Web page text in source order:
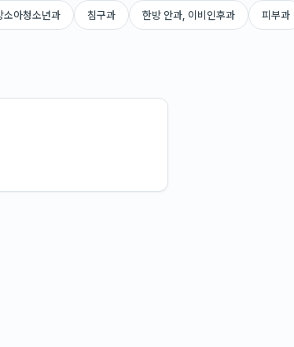
소아청소년과 침구과 한방 안과, 이비인후과 피부과